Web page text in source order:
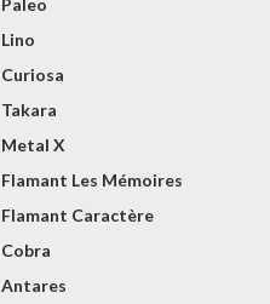
Paleo
Lino
Curiosa
Takara
Metal X
Flamant Les Mémoires
Flamant Caractère
Cobra
Antares